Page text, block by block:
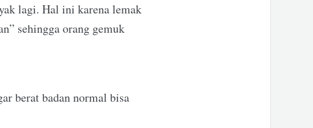
lagi. Hal ini karena lemak
sehingga orang gemuk
berat badan normal bisa